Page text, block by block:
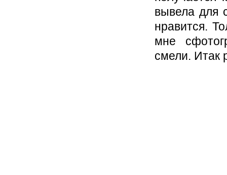
вывела для
нравится.
мне
смели. Итак